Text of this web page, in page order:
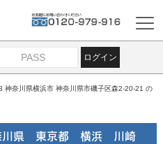
ログイン
神奈川県横浜市 神奈川県市磯子区森2-20-21 の
川県 東京都 横浜 川崎